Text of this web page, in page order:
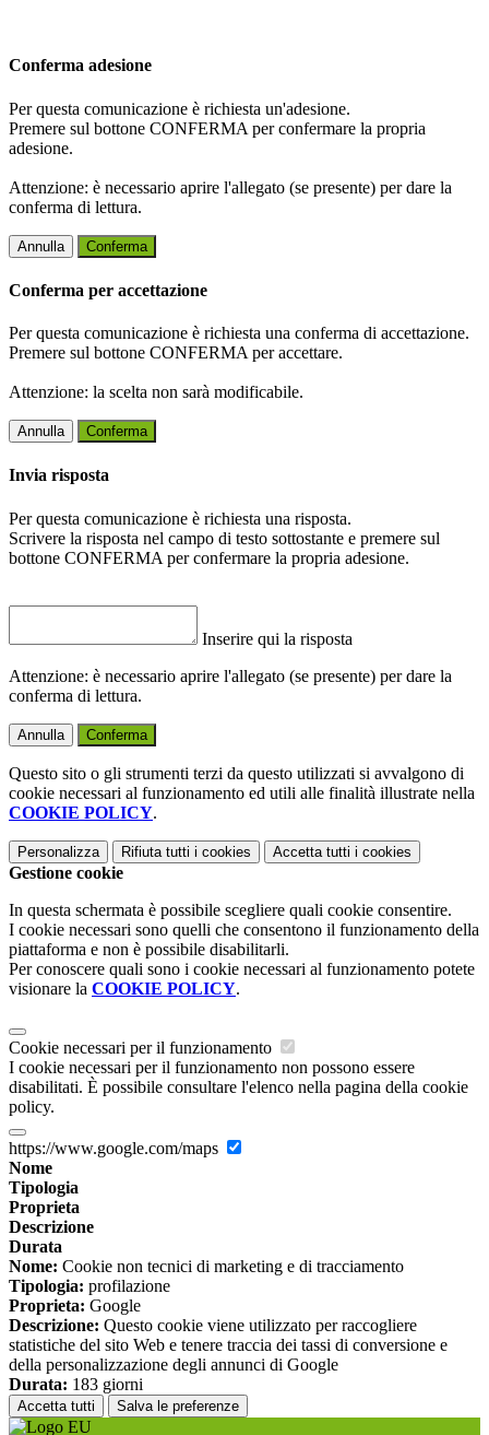
Conferma adesione
Per questa comunicazione è richiesta un'adesione.
Premere sul bottone CONFERMA per confermare la propria
adesione.
Attenzione: è necessario aprire l'allegato (se presente) per dare la
conferma di lettura.
Annulla Conferma
Conferma per accettazione
Per questa comunicazione è richiesta una conferma di accettazione.
Premere sul bottone CONFERMA per accettare.
Attenzione: la scelta non sarà modificabile.
Annulla Conferma
Invia risposta
Per questa comunicazione è richiesta una risposta.
Scrivere la risposta nel campo di testo sottostante e premere sul
bottone CONFERMA per confermare la propria adesione.
Inserire qui la risposta
Attenzione: è necessario aprire l'allegato (se presente) per dare la
conferma di lettura.
Annulla Conferma
Questo sito o gli strumenti terzi da questo utilizzati si avvalgono di
cookie necessari al funzionamento ed utili alle finalità illustrate nella
COOKIE POLICY.
Personalizza Rifiuta tutti i cookies Accetta tutti i cookies
Gestione cookie
In questa schermata è possibile scegliere quali cookie consentire.
I cookie necessari sono quelli che consentono il funzionamento della
piattaforma e non è possibile disabilitarli.
Per conoscere quali sono i cookie necessari al funzionamento potete
visionare la COOKIE POLICY.
Cookie necessari per il funzionamento
I cookie necessari per il funzionamento non possono essere
disabilitati. È possibile consultare l'elenco nella pagina della cookie
policy.
https://www.google.com/maps
Nome
Tipologia
Proprieta
Descrizione
Durata
Nome: Cookie non tecnici di marketing e di tracciamento
Tipologia: profilazione
Proprieta: Google
Descrizione: Questo cookie viene utilizzato per raccogliere
statistiche del sito Web e tenere traccia dei tassi di conversione e
della personalizzazione degli annunci di Google
Durata: 183 giorni
Accetta tutti Salva le preferenze